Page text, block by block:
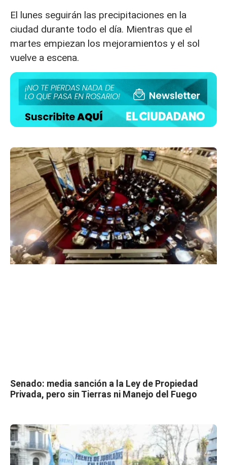
El lunes seguirán las precipitaciones en la
ciudad durante todo el día. Mientras que el
martes empiezan los mejoramientos y el sol
vuelve a escena.
Senado: media sanción a la Ley de Propiedad
Privada, pero sin Tierras ni Manejo del Fuego